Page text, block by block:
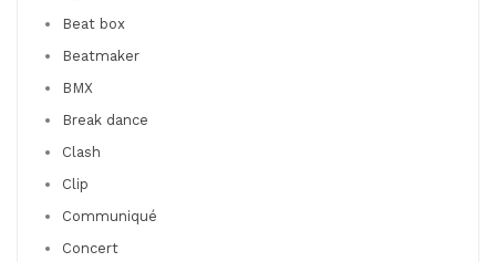
Beat box
Beatmaker
BMX
Break dance
Clash
Clip
Communiqué
Concert